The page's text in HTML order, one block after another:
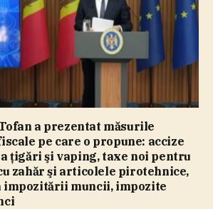
a prezentat măsurile
pe care o propune: accize
ţigări şi vaping, taxe noi pentru
zahăr şi articolele pirotehnice,
impozitării muncii, impozite